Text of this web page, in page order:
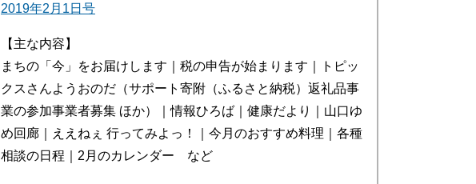
2019年2月1日号
【主な内容】
まちの「今」をお届けします｜税の申告が始まります｜トピッ
クスさんようおのだ（サポート寄附（ふるさと納税）返礼品事
業の参加事業者募集 ほか）｜情報ひろば｜健康だより｜山口ゆ
め回廊｜ええねぇ 行ってみよっ！｜今月のおすすめ料理｜各種
相談の日程｜2月のカレンダー など